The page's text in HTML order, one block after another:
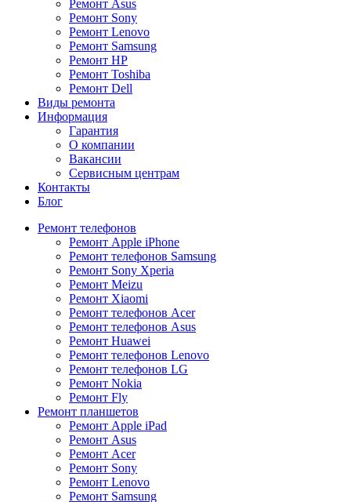
Ремонт Asus
Ремонт Sony
Ремонт Lenovo
Ремонт Samsung
Ремонт HP
Ремонт Toshiba
Ремонт Dell
Виды ремонта
Информация
Гарантия
О компании
Вакансии
Сервисным центрам
Контакты
Блог
Ремонт телефонов
Ремонт Apple iPhone
Ремонт телефонов Samsung
Ремонт Sony Xperia
Ремонт Meizu
Ремонт Xiaomi
Ремонт телефонов Acer
Ремонт телефонов Asus
Ремонт Huawei
Ремонт телефонов Lenovo
Ремонт телефонов LG
Ремонт Nokia
Ремонт Fly
Ремонт планшетов
Ремонт Apple iPad
Ремонт Asus
Ремонт Acer
Ремонт Sony
Ремонт Lenovo
Ремонт Samsung